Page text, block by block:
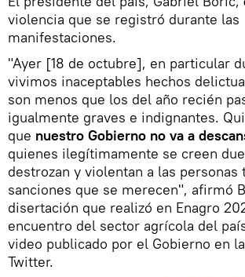
violencia que se registró durante las
manifestaciones.
"Ayer [18 de octubre], en particular
vivimos inaceptables hechos
son menos que los del año recién
igualmente graves e indignantes.
que nuestro Gobierno no va a
quienes ilegítimamente se creen
destrozan y violentan a las personas
sanciones que se merecen", afirmó
disertación que realizó en Enagro
encuentro del sector agrícola del
video publicado por el Gobierno en
Twitter.